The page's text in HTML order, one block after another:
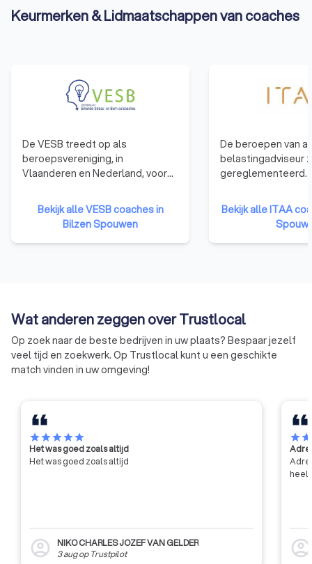
Keurmerken & Lidmaatschappen van coaches
De VESB treedt op als
beroepsvereniging, in
Vlaanderen en Nederland, voor
bloedgroepen (coaches,
therapeuten, psychologen en
artsen) die deskundig, op
ethische wijze en vertrekkende
en burn-out coaching.
Bekijk alle VESB coaches in
Bilzen Spouwen
De beroepen van
belastingadviseur
gereglementeerd.
uitoefenen, moet
ingeschreven in
register. Het ITAA
register ziet toe
vaardigt normen en
aanbevelingen uit
op de correcte
Bekijk alle ITAA
Wat anderen zeggen over Trustlocal
Op zoek naar de beste bedrijven in uw plaats? Bespaar jezelf
veel tijd en zoekwerk. Op Trustlocal kunt u een geschikte
match vinden in uw omgeving!
starstarstarstarstar
Het was goed zoals altijd
Het was goed zoals altijd
account_circle
NIKO CHARLES JOZEF VAN GELDER
3 augop Trustpilot
starstar
heel
account_circle